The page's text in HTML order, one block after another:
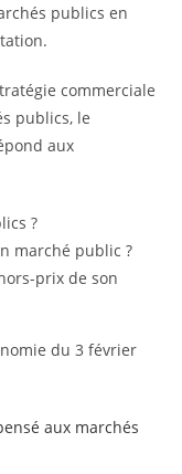
publics en
commerciale
publics, le
aux
?
marché public ?
prix de son
du 3 février
aux marchés